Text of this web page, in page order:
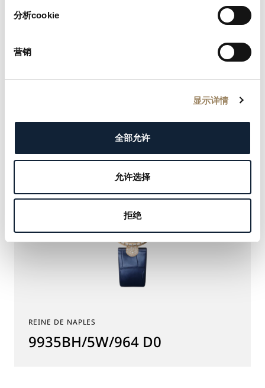
分析cookie
营销
显示详情
全部允许
允许选择
拒绝
9935BH/4Y/964 D0
REINE DE NAPLES
9935BH/5W/964 D0